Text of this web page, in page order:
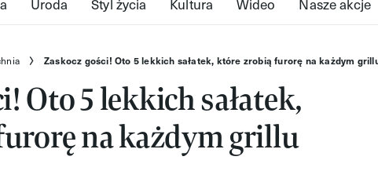
Zaskocz gości! Oto 5 lekkich sałatek, które zrobią furorę na każdym
Oto 5 lekkich sałatek,
na każdym grillu